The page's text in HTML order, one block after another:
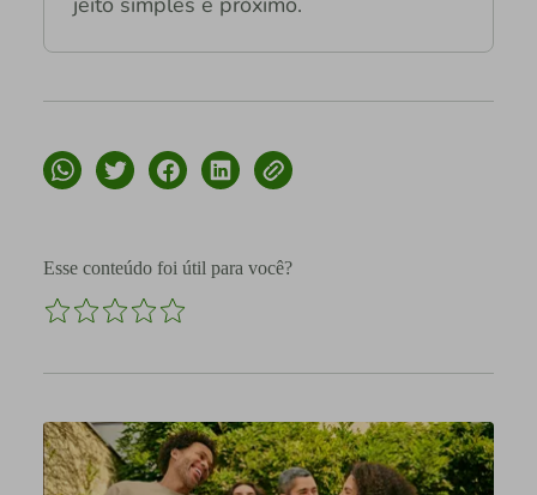
Esse conteúdo foi útil para você?